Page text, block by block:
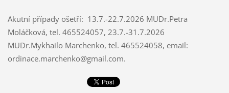
Akutní případy ošetří: 13.7.-22.7.2026 MUDr.Petra
Moláčková, tel. 465524057, 23.7.-31.7.2026
MUDr.Mykhailo Marchenko, tel. 465524058, email:
ordinace.marchenko@gmail.com.